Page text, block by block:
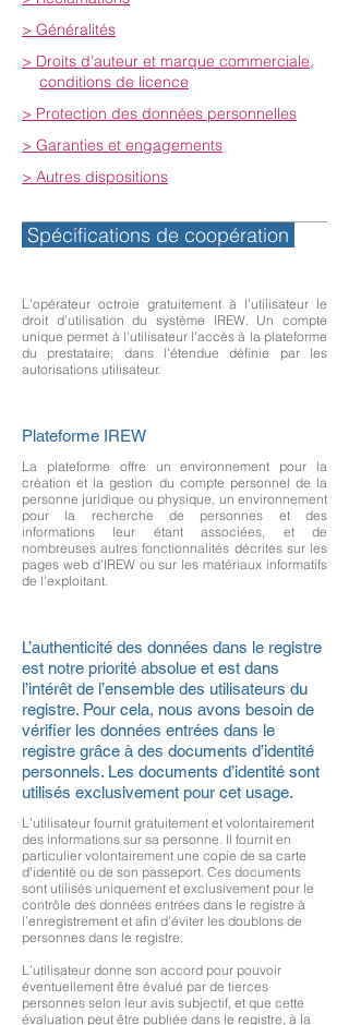
> Généralités
> Droits d’auteur et marque commerciale,
conditions de licence
> Protection des données personnelles
> Garanties et engagements
> Autres dispositions
Spécifications de coopération
L’opérateur octroie gratuitement à l’utilisateur le
droit d’utilisation du système IREW. Un compte
unique permet à l’utilisateur l’accès à la plateforme
du prestataire, dans l’étendue définie par les
autorisations utilisateur.
Plateforme IREW
La plateforme offre un environnement pour la
création et la gestion du compte personnel de la
personne juridique ou physique, un environnement
pour la recherche de personnes et des
informations leur étant associées, et de
nombreuses autres fonctionnalités décrites sur les
pages web d’IREW ou sur les matériaux informatifs
de l’exploitant.
L’authenticité des données dans le registre
est notre priorité absolue et est dans
l’intérêt de l’ensemble des utilisateurs du
registre. Pour cela, nous avons besoin de
vérifier les données entrées dans le
registre grâce à des documents d’identité
personnels. Les documents d’identité sont
utilisés exclusivement pour cet usage.
L’utilisateur fournit gratuitement et volontairement
des informations sur sa personne. Il fournit en
particulier volontairement une copie de sa carte
d’identité ou de son passeport. Ces documents
sont utilisés uniquement et exclusivement pour le
contrôle des données entrées dans le registre à
l’enregistrement et afin d’éviter les doublons de
personnes dans le registre.
L’utilisateur donne son accord pour pouvoir
éventuellement être évalué par de tierces
personnes selon leur avis subjectif, et que cette
évaluation peut être publiée dans le registre, à la